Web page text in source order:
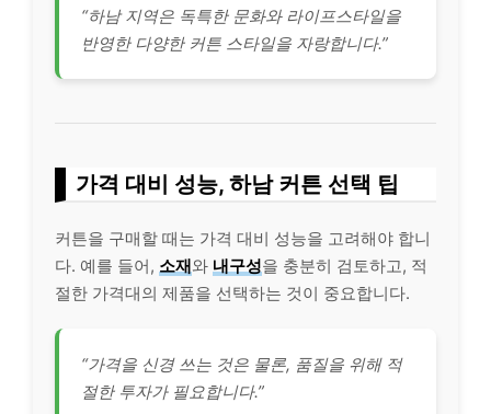
“하남 지역은 독특한 문화와 라이프스타일을
반영한 다양한 커튼 스타일을 자랑합니다.”
가격 대비 성능, 하남 커튼 선택 팁
커튼을 구매할 때는 가격 대비 성능을 고려해야 합니
다. 예를 들어, 소재와 내구성을 충분히 검토하고, 적
절한 가격대의 제품을 선택하는 것이 중요합니다.
“가격을 신경 쓰는 것은 물론, 품질을 위해 적
절한 투자가 필요합니다.”